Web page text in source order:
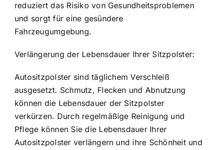
reduziert das Risiko von Gesundheitsproblemen
und sorgt für eine gesündere
Fahrzeugumgebung.
Verlängerung der Lebensdauer Ihrer Sitzpolster:
Autositzpolster sind täglichem Verschleiß
ausgesetzt. Schmutz, Flecken und Abnutzung
können die Lebensdauer der Sitzpolster
verkürzen. Durch regelmäßige Reinigung und
Pflege können Sie die Lebensdauer Ihrer
Autositzpolster verlängern und ihre Schönheit und